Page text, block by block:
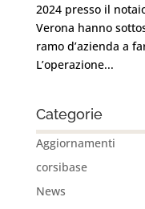
2024 presso il
Verona hanno
ramo d’azienda a
L’operazione...
Categorie
Aggiornamenti
corsibase
News